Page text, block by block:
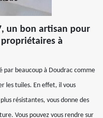
un bon artisan pour
à
par beaucoup à Doudrac comme
les tuiles. En effet, il vous
résistantes, vous donne des
Vous pouvez vous rendre sur